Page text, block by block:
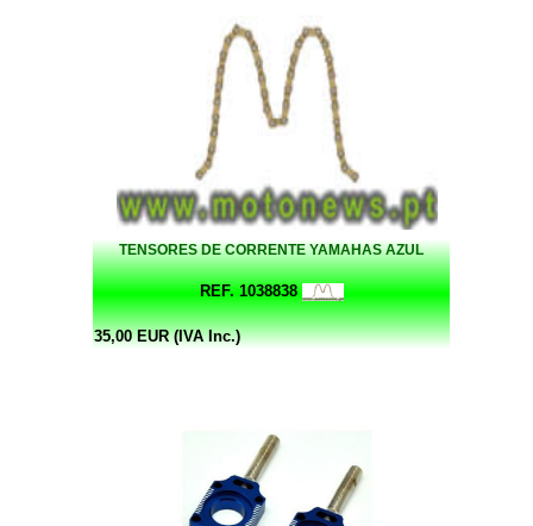
TENSORES DE CORRENTE YAMAHAS AZUL
REF. 1038838
35,00 EUR (IVA Inc.)